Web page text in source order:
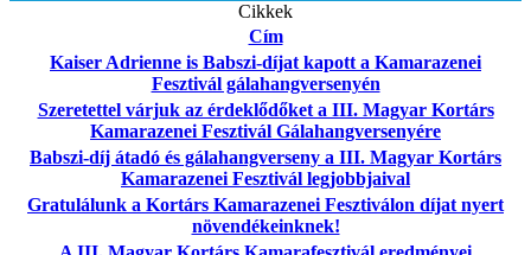
Cikkek
Cím
Kaiser Adrienne is Babszi-díjat kapott a Kamarazenei
Fesztivál gálahangversenyén
Szeretettel várjuk az érdeklődőket a III. Magyar Kortárs
Kamarazenei Fesztivál Gálahangversenyére
Babszi-díj átadó és gálahangverseny a III. Magyar Kortárs
Kamarazenei Fesztivál legjobbjaival
Gratulálunk a Kortárs Kamarazenei Fesztiválon díjat nyert
növendékeinknek!